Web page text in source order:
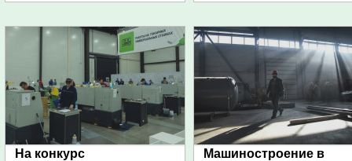
На конкурс
Машиностроение в